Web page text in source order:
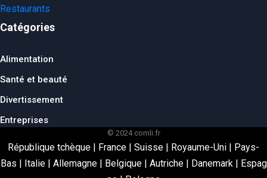
Catégories
Alimentation
Santé et beauté
Divertissement
Entreprises
© 2024 comli.fr
République tchèque | France | Suisse | Royaume-Uni | Pays-
Bas | Italie| Allemagne| Belgique| Autriche| Danemark| Espag